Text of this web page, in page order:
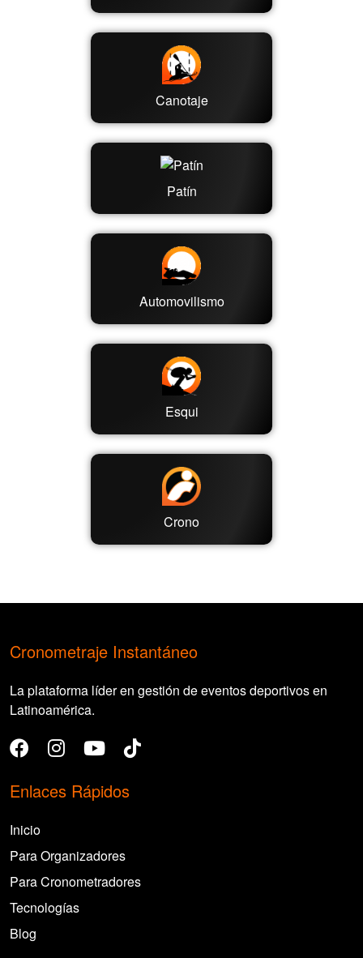
Canotaje
Patín
Automovilismo
Esqui
Crono
Cronometraje Instantáneo
La plataforma líder en gestión de eventos deportivos en
Latinoamérica.
Enlaces Rápidos
Inicio
Para Organizadores
Para Cronometradores
Tecnologías
Blog